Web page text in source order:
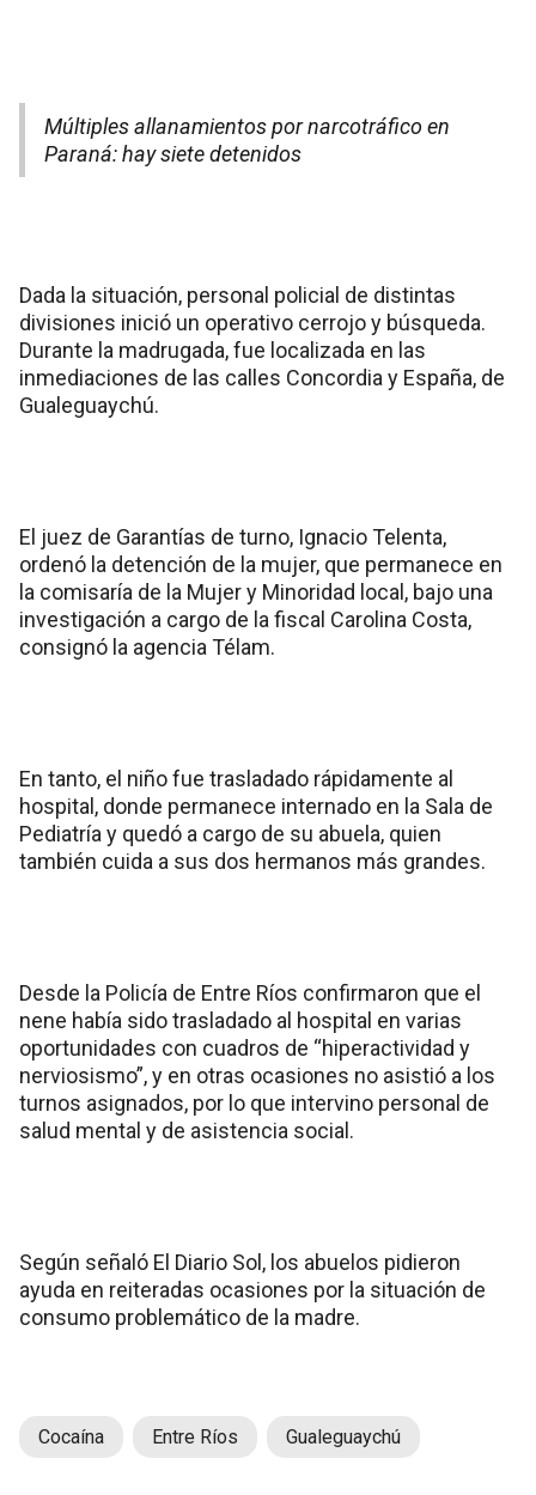
Múltiples allanamientos por narcotráfico en
Paraná: hay siete detenidos
Dada la situación, personal policial de distintas
divisiones inició un operativo cerrojo y búsqueda.
Durante la madrugada, fue localizada en las
inmediaciones de las calles Concordia y España, de
Gualeguaychú.
El juez de Garantías de turno, Ignacio Telenta,
ordenó la detención de la mujer, que permanece en
la comisaría de la Mujer y Minoridad local, bajo una
investigación a cargo de la fiscal Carolina Costa,
consignó la agencia Télam.
En tanto, el niño fue trasladado rápidamente al
hospital, donde permanece internado en la Sala de
Pediatría y quedó a cargo de su abuela, quien
también cuida a sus dos hermanos más grandes.
Desde la Policía de Entre Ríos confirmaron que el
nene había sido trasladado al hospital en varias
oportunidades con cuadros de “hiperactividad y
nerviosismo”, y en otras ocasiones no asistió a los
turnos asignados, por lo que intervino personal de
salud mental y de asistencia social.
Según señaló El Diario Sol, los abuelos pidieron
ayuda en reiteradas ocasiones por la situación de
consumo problemático de la madre.
Cocaína Entre Ríos Gualeguaychú